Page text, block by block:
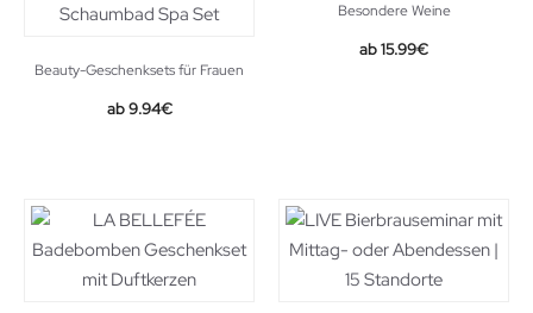
Beauty-Geschenksets für Frauen
Original
9.94€Current
Besondere Weine
15.99€